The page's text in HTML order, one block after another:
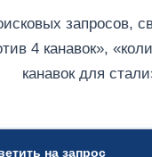
запросов,
4 канавок»,
канавок для
на запрос